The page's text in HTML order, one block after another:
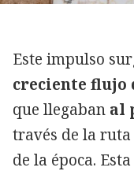
Este impulso
creciente flujo
que llegaban al
través de la
de la época.